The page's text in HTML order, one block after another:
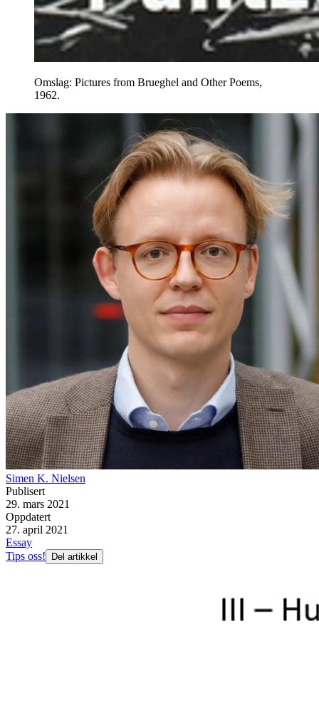
Omslag: Pictures from Brueghel and Other Poems,
1962.
Simen K. Nielsen
Publisert
29. mars 2021
Oppdatert
27. april 2021
Essay
Tips oss!
Del artikkel